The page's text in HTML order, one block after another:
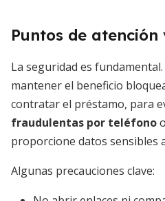
Puntos de atención
La seguridad es
mantener el beneficio
contratar el préstamo, para
fraudulentas por teléfono
proporcione datos sensibles
Algunas precauciones clave: